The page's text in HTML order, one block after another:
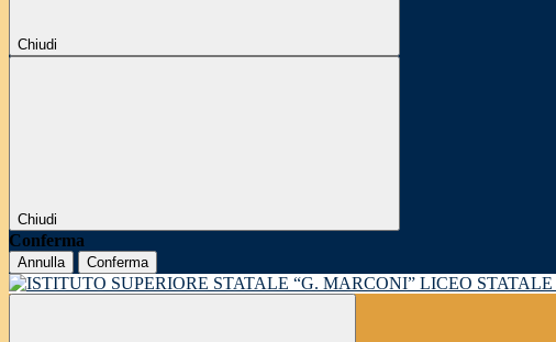
Chiudi
Chiudi
Conferma
Annulla Conferma
LICEO